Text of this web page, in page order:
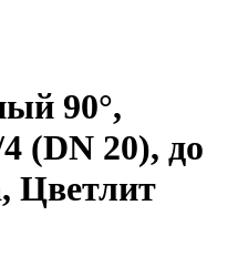
90°,
(DN 20), до
Цветлит